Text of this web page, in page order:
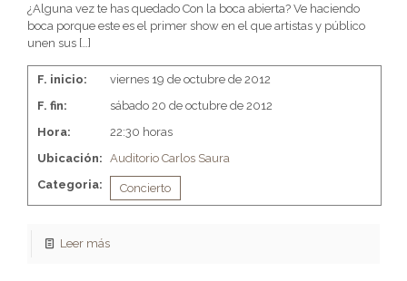
¿Alguna vez te has quedado Con la boca abierta? Ve haciendo
boca porque este es el primer show en el que artistas y público
unen sus […]
F. inicio:
viernes 19 de octubre de 2012
F. fin:
sábado 20 de octubre de 2012
Hora:
22:30 horas
Ubicación: Auditorio Carlos Saura
Categoria:
Concierto
Leer más